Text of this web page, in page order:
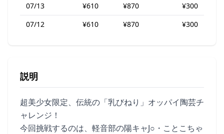
07/13
¥610 ¥870
¥300
07/12
¥610 ¥870 ¥300
説明
超美少女限定、伝統の「乳びねり」オッパイ陶芸チ
ャレンジ！
今回挑戦するのは、軽音部の陽キャJ○・ことこちゃ